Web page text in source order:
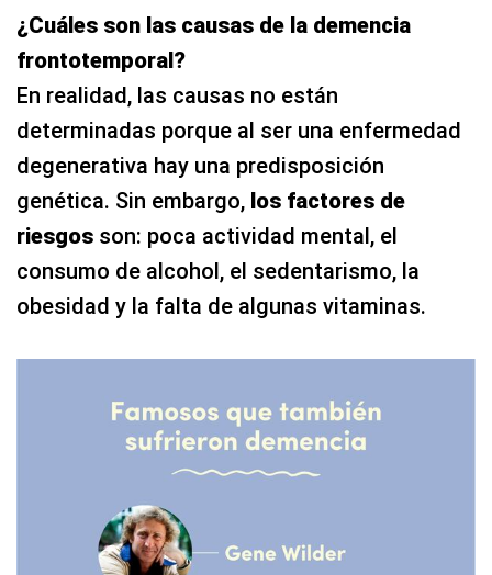
¿Cuáles son las causas de la demencia
frontotemporal?
En realidad, las causas no están
determinadas porque al ser una enfermedad
degenerativa hay una predisposición
genética. Sin embargo, los factores de
riesgos son: poca actividad mental, el
consumo de alcohol, el sedentarismo, la
obesidad y la falta de algunas vitaminas.